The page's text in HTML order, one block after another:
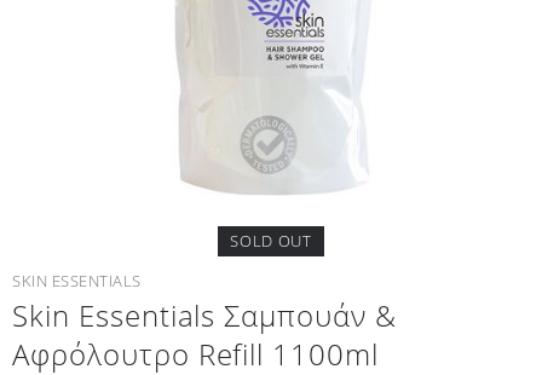
SOLD OUT
SKIN ESSENTIALS
Skin Essentials Σαμπουάν &
Αφρόλουτρο Refill 1100ml